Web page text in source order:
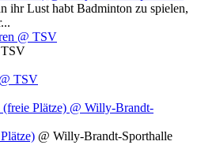
ihr Lust habt Badminton zu spielen,
@ TSV
Plätze) @ Willy-Brandt-
@ Willy-Brandt-Sporthalle